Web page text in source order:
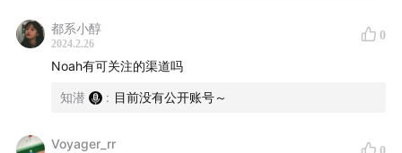
Effy ：港大在读，深耕Al、出海等高潜赛道研究，从投行
到创业公司的践行者，有家具零售＋AI招聘创业公司经
业公司的践行者，招聘行业创业经历。
都系小醇
2024.2.26
0
Noah有可关注的渠道吗
知潜 : 目前没有公开账号～
Voyager_rr 0